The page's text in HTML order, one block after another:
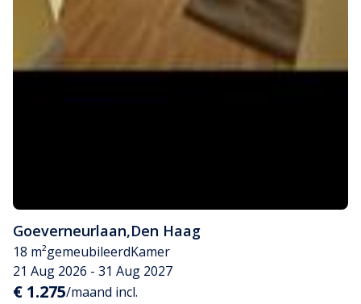
Goeverneurlaan,Den Haag
18 m²gemeubileerdKamer
21 Aug 2026 - 31 Aug 2027
€ 1.275/maand incl.